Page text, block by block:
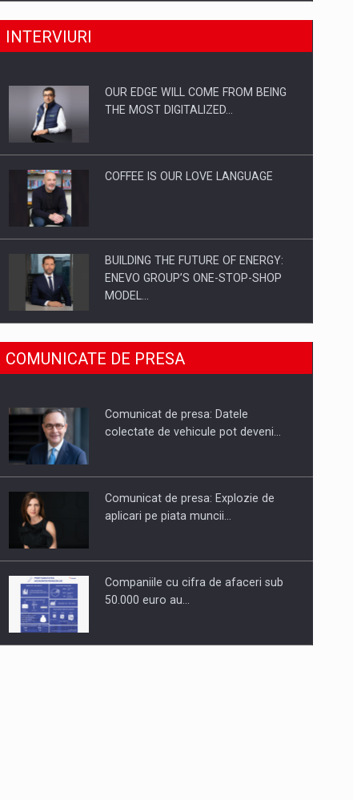
Producatorii si comerciantii care nu
Proteinmaxxing and the Future of
INTERVIURI
OUR EDGE WILL COME FROM BEING
THE MOST DIGITALIZED…
COFFEE IS OUR LOVE LANGUAGE
BUILDING THE FUTURE OF ENERGY:
ENEVO GROUP’S ONE-STOP-SHOP
MODEL…
ROOTED IN ROMANIA, BUILT TO
DELIVER TECHNOLOGY FOR THE…
PUTTING ROMANIAN CORPORATE
COMUNICATE DE PRESA
Comunicat de presa: Datele
colectate de vehicule pot deveni…
Comunicat de presa: Explozie de
aplicari pe piata muncii…
Companiile cu cifra de afaceri sub
50.000 euro au…